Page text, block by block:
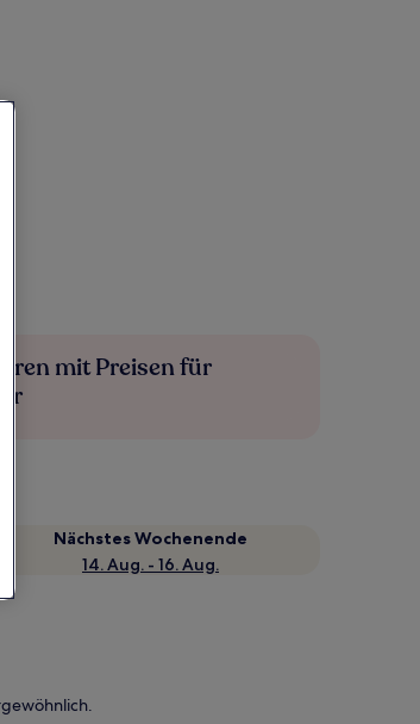
mit Preisen für
Nächstes Wochenende
14. Aug. - 16. Aug.